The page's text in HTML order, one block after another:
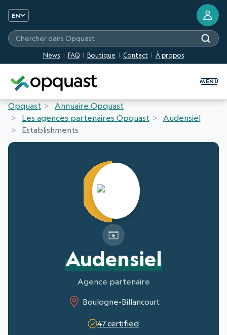
EN
News FAQ Boutique Contact À propos
Chercher dans Opquast
MENU
Opquast
Annuaire Opquast
Les agences partenaires Opquast
Audensiel
Establishments
Audensiel
Agence partenaire
Boulogne-Billancourt
47 certified